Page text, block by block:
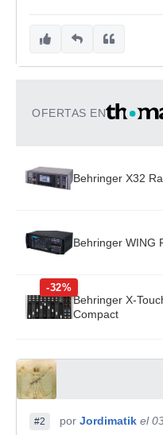
OFERTAS EN
Behringer X32
Behringer WING
-32%
Behringer X-
Compact
#2 por Jordimatik el